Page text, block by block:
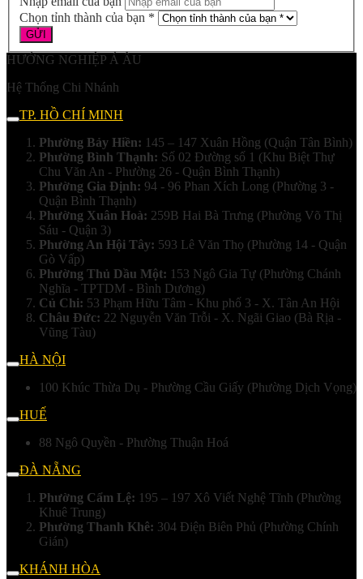
Chọn tỉnh thành của bạn *
HƯỚNG NGHIỆP Á ÂU
Hệ Thống Chi Nhánh
TP. HỒ CHÍ MINH
Phường Bảy Hiền: 145 – 147 Xuân Hồng (Quận Tân Bình)
Phường Bình Thạnh: Số 02 Đường số 1 (Khu Biệt Thự
Chu Văn An - Phường 26 - Quận Bình Thạnh)
Phường Gia Định: 94 - 96 Phan Xích Long (Phường 3 -
Quận Bình Thạnh)
Phường Xuân Hoà: 259B Hai Bà Trưng (Phường Võ Thị
Sáu - Quận 3)
Phường An Hội Tây: 593 Lê Văn Thọ (Phường 14 - Quận
Gò Vấp)
Phường Thủ Dầu Một: 153 Ngô Gia Tự (Phường Chánh
Nghĩa - TPTDM - Bình Dương)
Củ Chi: 53 Phạm Hữu Tâm - Khu phố 3 - X. Tân An Hội
Châu Đức: 22 Nguyễn Văn Trỗi - X. Ngãi Giao (Bà Rịa -
Vũng Tàu)
HÀ NỘI
100 Khúc Thừa Dụ - Phường Cầu Giấy (Phường Dịch Vọng)
HUẾ
88 Ngô Quyền - Phường Thuận Hoá
ĐÀ NẴNG
Phường Cẩm Lệ: 195 – 197 Xô Viết Nghệ Tĩnh (Phường
Khuê Trung)
Phường Thanh Khê: 304 Điện Biên Phủ (Phường Chính
Gián)
KHÁNH HÒA